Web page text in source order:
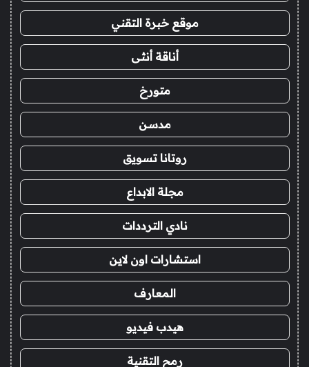
موقع خبرة التقني
أناقة أنثى
متورخ
مدسن
روتانا تسويق
مجلة الابداع
نادي الترددات
استشارات اون لاين
المعارف
هيدب فيديو
رمح التقنية